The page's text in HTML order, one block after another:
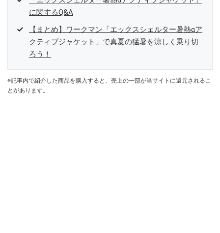
に関するQ&A
【まとめ】ワークマン「エックスシェルター暑熱αア
クティブジャケット」で真夏の猛暑を涼しく乗り切
ろう！
※記事内で紹介した商品を購入すると、売上の一部が当サイトに還元されるこ
とがあります。